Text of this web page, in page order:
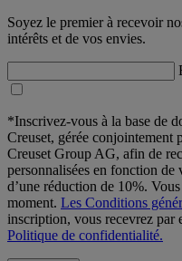
Soyez le premier à recevoir
intérêts et de vos envies.
*Inscrivez-vous à la base de
Creuset, gérée conjointement
Creuset Group AG, afin de
personnalisées en fonction de
d’une réduction de 10%.
moment. Les Conditions
inscription, vous recevrez par
Politique de confidentialité.